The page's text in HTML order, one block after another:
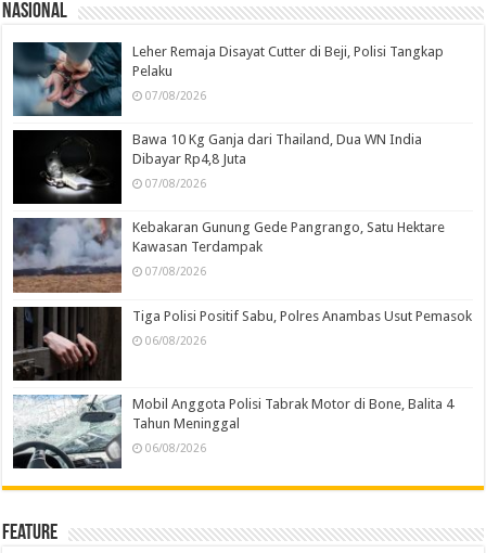
Nasional
Leher Remaja Disayat Cutter di Beji, Polisi Tangkap
Pelaku
07/08/2026
Bawa 10 Kg Ganja dari Thailand, Dua WN India
Dibayar Rp4,8 Juta
07/08/2026
Kebakaran Gunung Gede Pangrango, Satu Hektare
Kawasan Terdampak
07/08/2026
Tiga Polisi Positif Sabu, Polres Anambas Usut Pemasok
06/08/2026
Mobil Anggota Polisi Tabrak Motor di Bone, Balita 4
Tahun Meninggal
06/08/2026
Feature